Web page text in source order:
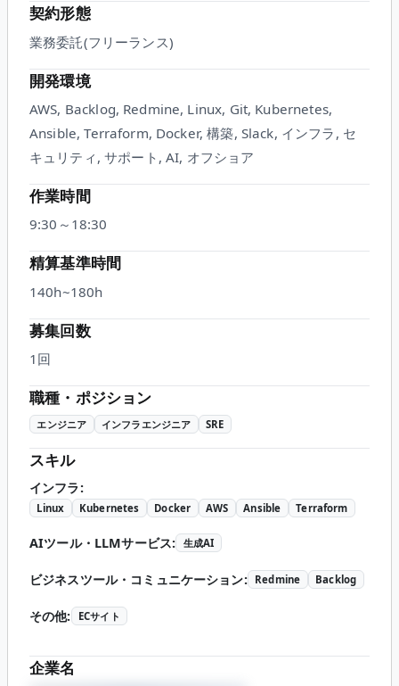
契約形態
業務委託(フリーランス)
開発環境
AWS, Backlog, Redmine, Linux, Git, Kubernetes,
Ansible, Terraform, Docker, 構築, Slack, インフラ, セ
キュリティ, サポート, AI, オフショア
作業時間
9:30～18:30
精算基準時間
140h~180h
募集回数
1回
職種・ポジション
エンジニア インフラエンジニア SRE
スキル
インフラ:
Linux Kubernetes Docker AWS Ansible Terraform
AIツール・LLMサービス: 生成AI
ビジネスツール・コミュニケーション: Redmine Backlog
その他: ECサイト
企業名